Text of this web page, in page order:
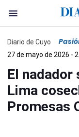
Diario de Cuyo
27 de mayo de 2026 -
El nadador
Lima
Promesas